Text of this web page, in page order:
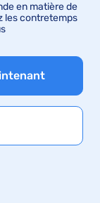
en matière de
les contretemps